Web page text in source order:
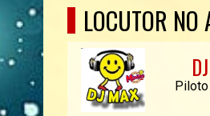
LOCUTOR NO